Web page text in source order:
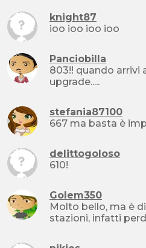
knight87
ioo ioo ioo ioo
Panciobilla
803!! quando arrivi
upgrade.....
stefania87100
667 ma basta è
delittogoloso
610!
Golem350
Molto bello, ma è
stazioni, infatti